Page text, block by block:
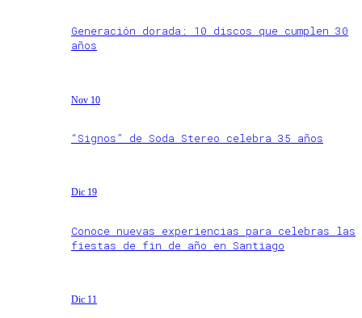
Generación dorada: 10 discos que cumplen 30
años
Nov 10
“Signos” de Soda Stereo celebra 35 años
Dic 19
Conoce nuevas experiencias para celebras las
fiestas de fin de año en Santiago
Dic 11